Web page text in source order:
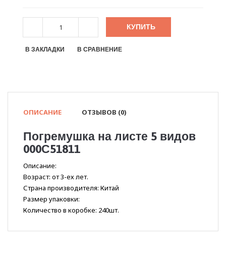
КУПИТЬ
В ЗАКЛАДКИ В СРАВНЕНИЕ
ОПИСАНИЕ ОТЗЫВОВ (0)
Погремушка на листе 5 видов
000С51811
Описание:
Возраст: от 3-ех лет.
Страна производителя: Китай
Размер упаковки:
Количество в коробке: 240шт.